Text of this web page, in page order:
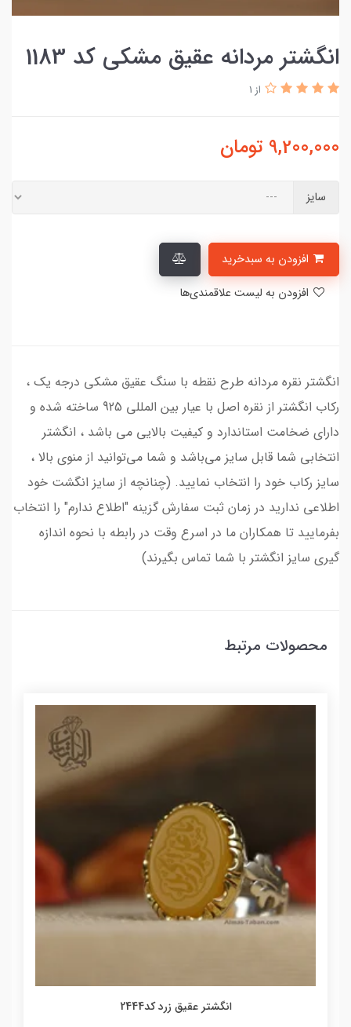
انگشتر مردانه عقیق مشکی کد 1183
از 1
9,200,000 تومان
سایز
انگشتر نقره مردانه طرح نقطه با سنگ عقیق مشکی درجه یک ،
رکاب انگشتر از نقره اصل با عیار بین المللی 925 ساخته شده و
دارای ضخامت استاندارد و کیفیت بالایی می‌ باشد ، انگشتر
انتخابی شما قابل سایز می‌باشد و شما می‌توانید از منوی بالا ،
سایز رکاب خود را انتخاب نمایید. (چنانچه از سایز انگشت خود
اطلاعی ندارید در زمان ثبت سفارش گزینه "اطلاع ندارم" را انتخاب
بفرمایید تا همکاران ما در اسرع وقت در رابطه با نحوه اندازه
گیری سایز انگشتر با شما تماس بگیرند)
محصولات مرتبط
انگشتر عقیق زرد کد2444